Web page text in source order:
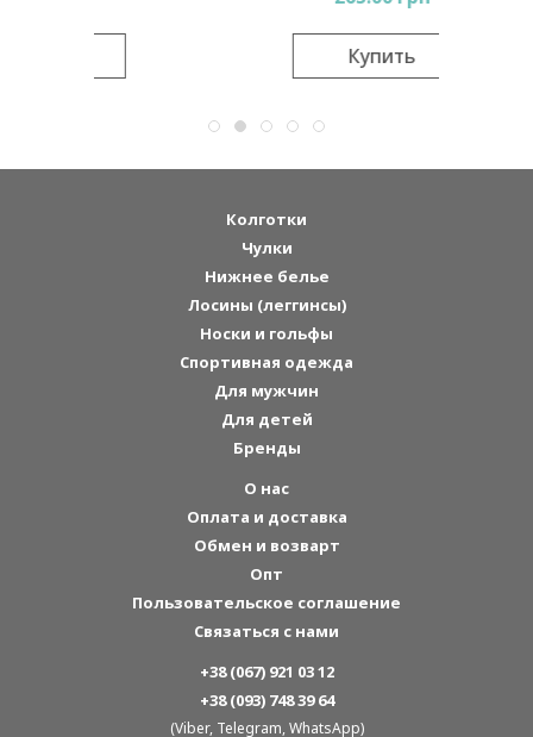
Колготки
Чулки
Нижнее белье
Лосины (леггинсы)
Носки и гольфы
Спортивная одежда
Для мужчин
Для детей
Бренды
О нас
Оплата и доставка
Обмен и возварт
Опт
Пользовательское соглашение
Связаться с нами
+38 (067) 921 03 12
+38 (093) 748 39 64
(Viber, Telegram, WhatsApp)